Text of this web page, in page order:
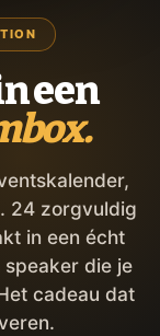
een
24 zorgvuldig
in een écht
speaker die je
cadeau dat